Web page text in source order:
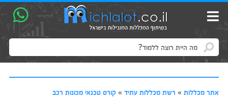
אתר מכללות» רשת מכללות עתיד» קורס טכנאי מכונות רכב